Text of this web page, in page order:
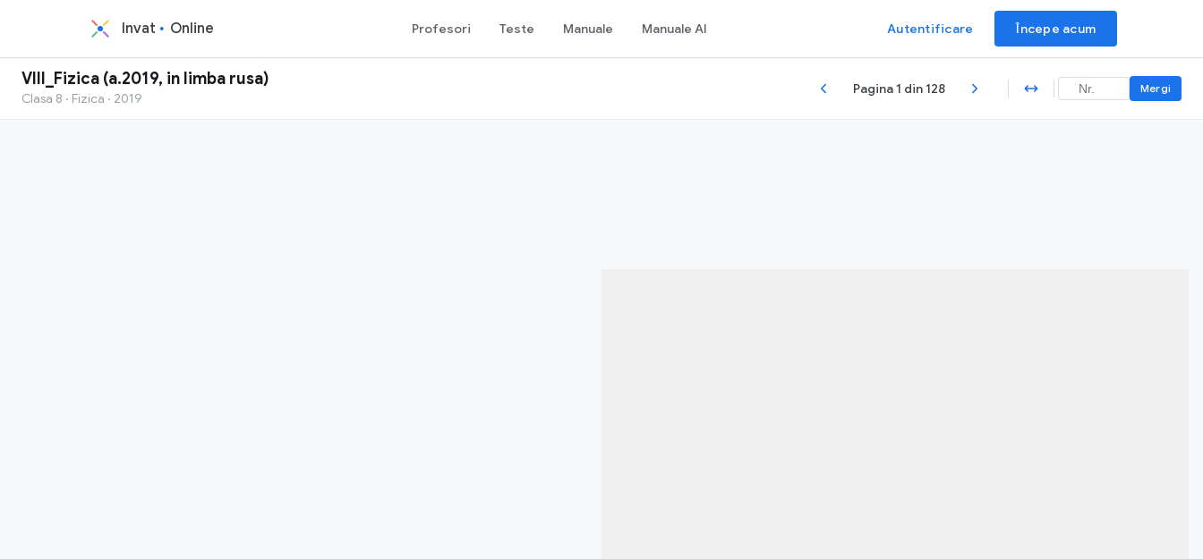
Invat Online Profesori Teste Manuale Manuale AI Autentificare Începe acum
VIII_Fizica (a.2019, in limba rusa)
Clasa 8 · Fizica · 2019
Pagina 1 din 128 Mergi